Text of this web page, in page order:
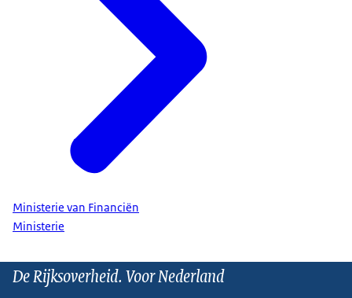
Ministerie van Financiën
Ministerie
De Rijksoverheid. Voor Nederland